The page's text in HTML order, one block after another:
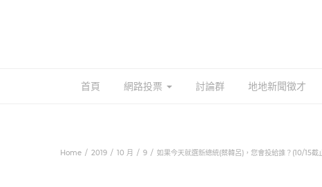
首頁 網路投票 討論群 地地新聞徵才
Home 2019 10 月 9 如果今天就選新總統(蔡韓呂)，您會投給誰？(10/15截